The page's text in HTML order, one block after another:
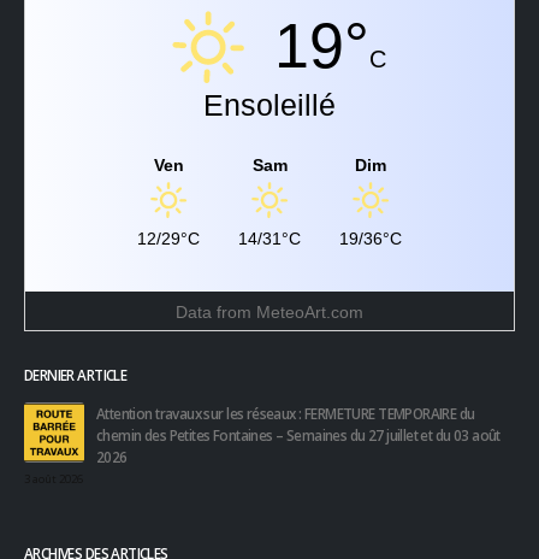
19°C
Ensoleillé
Ven
12/29°C
Sam
14/31°C
Dim
19/36°C
Data from MeteoArt.com
DERNIER ARTICLE
Attention travaux sur les réseaux : FERMETURE TEMPORAIRE du
chemin des Petites Fontaines – Semaines du 27 juillet et du 03 août
2026
ARCHIVES DES ARTICLES